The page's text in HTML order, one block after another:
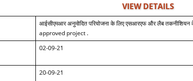
VIEW DETAILS
आईसीएमआर अनुमोदित परियोजना के लिए एसआरएफ और लैब
approved project .
02-09-21
20-09-21